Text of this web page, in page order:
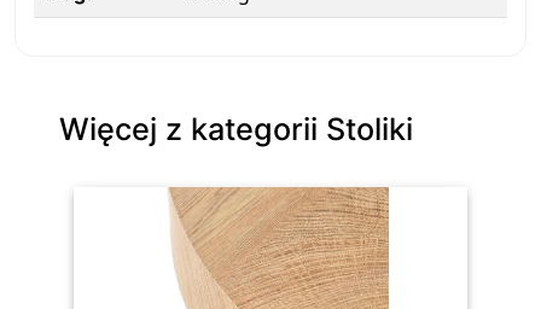
Więcej z kategorii Stoliki